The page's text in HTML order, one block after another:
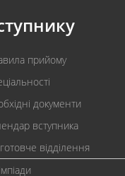
прийому
документи
вступника
відділення